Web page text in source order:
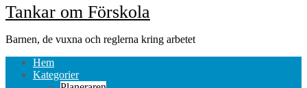
Tankar om Förskola
Barnen, de vuxna och reglerna kring arbetet
Hem
Kategorier